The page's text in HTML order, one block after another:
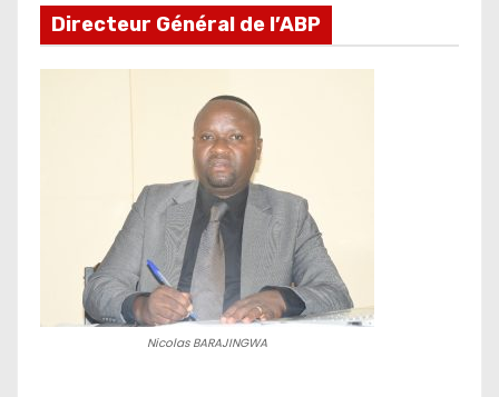
Directeur Général de l’ABP
Nicolas BARAJINGWA